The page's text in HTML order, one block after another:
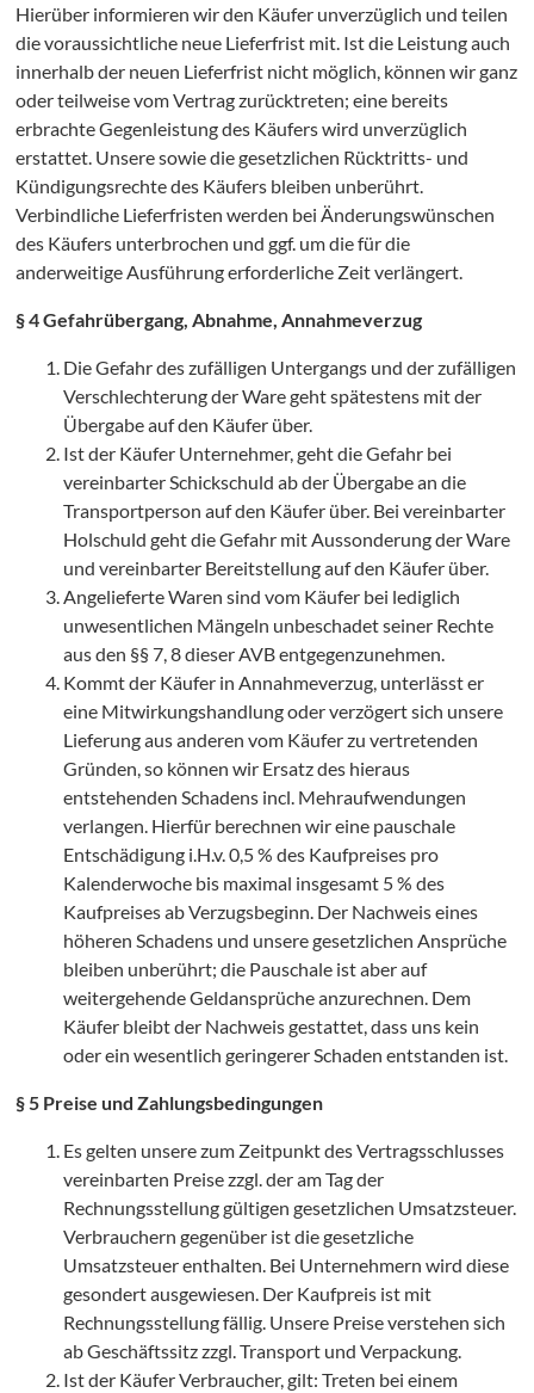
Hierüber informieren wir den Käufer unverzüglich und teilen
die voraussichtliche neue Lieferfrist mit. Ist die Leistung auch
innerhalb der neuen Lieferfrist nicht möglich, können wir ganz
oder teilweise vom Vertrag zurücktreten; eine bereits
erbrachte Gegenleistung des Käufers wird unverzüglich
erstattet. Unsere sowie die gesetzlichen Rücktritts- und
Kündigungsrechte des Käufers bleiben unberührt.
Verbindliche Lieferfristen werden bei Änderungswünschen
des Käufers unterbrochen und ggf. um die für die
anderweitige Ausführung erforderliche Zeit verlängert.
§ 4 Gefahrübergang, Abnahme, Annahmeverzug
Die Gefahr des zufälligen Untergangs und der zufälligen
Verschlechterung der Ware geht spätestens mit der
Übergabe auf den Käufer über.
Ist der Käufer Unternehmer, geht die Gefahr bei
vereinbarter Schickschuld ab der Übergabe an die
Transportperson auf den Käufer über. Bei vereinbarter
Holschuld geht die Gefahr mit Aussonderung der Ware
und vereinbarter Bereitstellung auf den Käufer über.
Angelieferte Waren sind vom Käufer bei lediglich
unwesentlichen Mängeln unbeschadet seiner Rechte
aus den §§ 7, 8 dieser AVB entgegenzunehmen.
Kommt der Käufer in Annahmeverzug, unterlässt er
eine Mitwirkungshandlung oder verzögert sich unsere
Lieferung aus anderen vom Käufer zu vertretenden
Gründen, so können wir Ersatz des hieraus
entstehenden Schadens incl. Mehraufwendungen
verlangen. Hierfür berechnen wir eine pauschale
Entschädigung i.H.v. 0,5 % des Kaufpreises pro
Kalenderwoche bis maximal insgesamt 5 % des
Kaufpreises ab Verzugsbeginn. Der Nachweis eines
höheren Schadens und unsere gesetzlichen Ansprüche
bleiben unberührt; die Pauschale ist aber auf
weitergehende Geldansprüche anzurechnen. Dem
Käufer bleibt der Nachweis gestattet, dass uns kein
oder ein wesentlich geringerer Schaden entstanden ist.
§ 5 Preise und Zahlungsbedingungen
Es gelten unsere zum Zeitpunkt des Vertragsschlusses
vereinbarten Preise zzgl. der am Tag der
Rechnungsstellung gültigen gesetzlichen Umsatzsteuer.
Verbrauchern gegenüber ist die gesetzliche
Umsatzsteuer enthalten. Bei Unternehmern wird diese
gesondert ausgewiesen. Der Kaufpreis ist mit
Rechnungsstellung fällig. Unsere Preise verstehen sich
ab Geschäftssitz zzgl. Transport und Verpackung.
Ist der Käufer Verbraucher, gilt: Treten bei einem